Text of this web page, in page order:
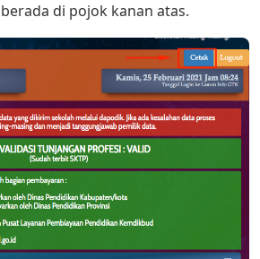
di pojok kanan atas.